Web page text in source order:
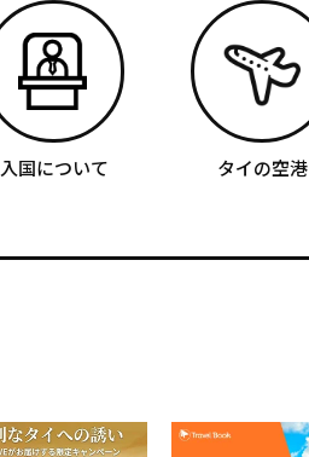
入国について タイの空港